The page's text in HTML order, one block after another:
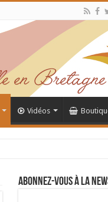
Vidéos
Abonnez-vous à la